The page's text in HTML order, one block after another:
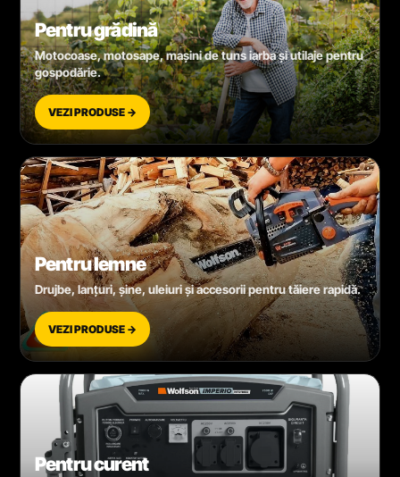
Pentru grădină
Motocoase, motosape, mașini de tuns iarba și utilaje pentru
gospodărie.
VEZI PRODUSE →
Pentru lemne
Drujbe, lanțuri, șine, uleiuri și accesorii pentru tăiere rapidă.
VEZI PRODUSE →
Pentru curent